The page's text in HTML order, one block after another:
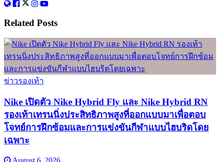
Related Posts
ข่าวรองเท้า
Nike เปิดตัว Nike Hybrid Fly และ Nike Hybrid RN
รองเท้าเทรนนิ่งประสิทธิภาพสูงที่ออกแบบมาเพื่อตอบ
โจทย์การฝึกซ้อมและการแข่งขันกีฬาแบบไฮบริดโดย
เฉพาะ
August 6, 2026